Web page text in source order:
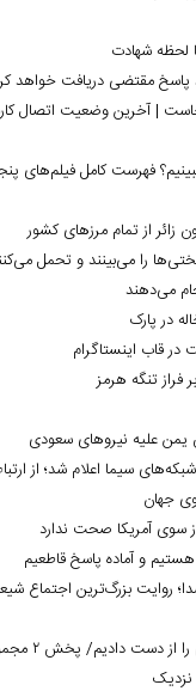
شهادت
پاسخ مقتضی دریافت خواهد
پابرجاست | آخرین وضعیت
فهرست کامل فیلم‌های
را می‌بینند و تحمل
می‌دهند
قاب اینستاگرام
علیه نیروهای سعودی
سیما اعلام شد؛ از
جهان
سوی آمریکا صحت ندارد
و آماده پاسخ قاطعیم
در قاب صدا؛ روایت بزرگ‌ترین
هنرمند
نزدیک